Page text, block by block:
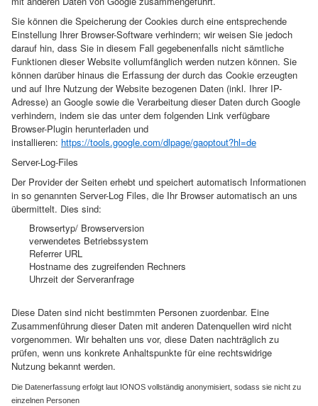
Sie können die Speicherung der Cookies durch eine entsprechende
Einstellung Ihrer Browser-Software verhindern; wir weisen Sie jedoch
darauf hin, dass Sie in diesem Fall gegebenenfalls nicht sämtliche
Funktionen dieser Website vollumfänglich werden nutzen können. Sie
können darüber hinaus die Erfassung der durch das Cookie erzeugten
und auf Ihre Nutzung der Website bezogenen Daten (inkl. Ihrer IP-
Adresse) an Google sowie die Verarbeitung dieser Daten durch Google
verhindern, indem sie das unter dem folgenden Link verfügbare
Browser-Plugin herunterladen und
installieren: https://tools.google.com/dlpage/gaoptout?hl=de
Server-Log-Files
Der Provider der Seiten erhebt und speichert automatisch Informationen
in so genannten Server-Log Files, die Ihr Browser automatisch an uns
übermittelt. Dies sind:
Browsertyp/ Browserversion
verwendetes Betriebssystem
Referrer URL
Hostname des zugreifenden Rechners
Uhrzeit der Serveranfrage
Diese Daten sind nicht bestimmten Personen zuordenbar. Eine
Zusammenführung dieser Daten mit anderen Datenquellen wird nicht
vorgenommen. Wir behalten uns vor, diese Daten nachträglich zu
prüfen, wenn uns konkrete Anhaltspunkte für eine rechtswidrige
Nutzung bekannt werden.
Die Datenerfassung erfolgt laut IONOS vollständig anonymisiert, sodass sie nicht zu
einzelnen Personen